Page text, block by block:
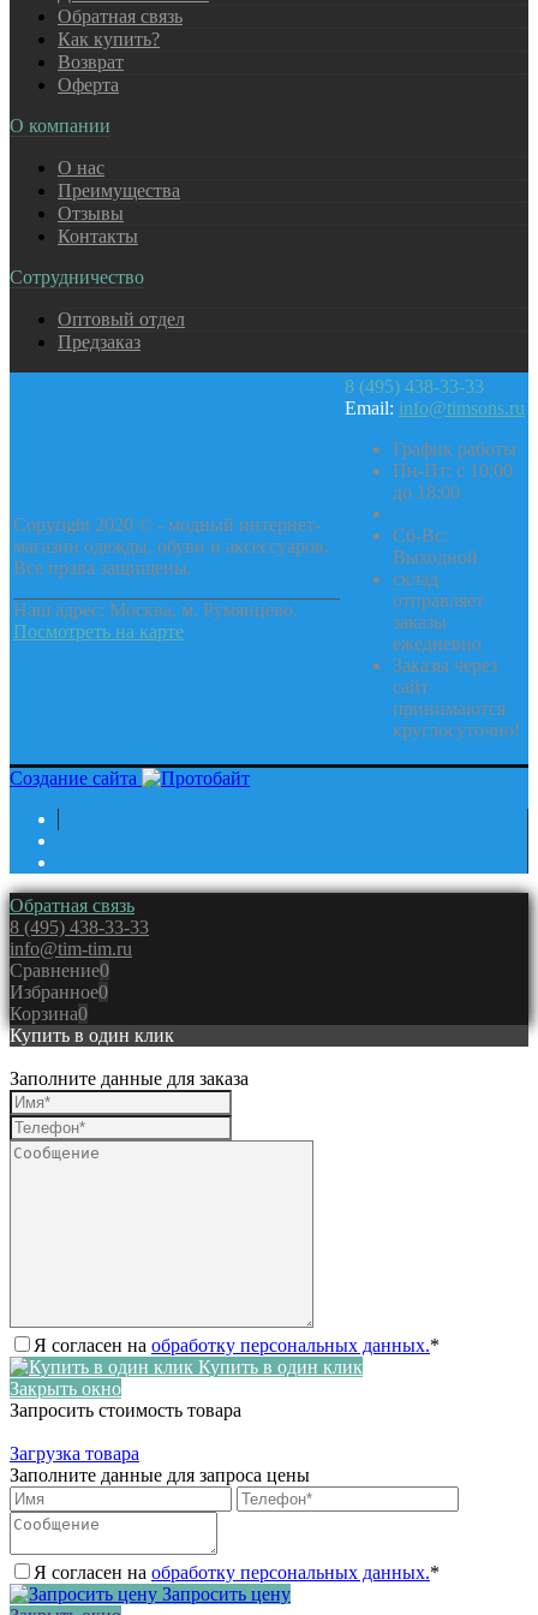
Обратная связь
Как купить?
Возврат
Оферта
О компании
О нас
Преимущества
Отзывы
Контакты
Сотрудничество
Оптовый отдел
Предзаказ
Copyright 2020 © - модный интернет-
магазин одежды, обуви и аксессуаров.
Все права защищены.
Наш адрес: Москва, м. Румянцево.
Посмотреть на карте
8 (495) 438-33-33
Email: info@timsons.ru
График работы
Пн-Пт: с 10:00
до 18:00
Cб-Вс:
Выходной
склад
отправляет
заказы
ежедневно
Заказы через
сайт
принимаются
круглосуточно!
Создание сайта
Обратная связь
8 (495) 438-33-33
info@tim-tim.ru
Сравнение0
Избранное0
Корзина0
Купить в один клик
Заполните данные для заказа
Я согласен на обработку персональных данных.*
Купить в один клик
Закрыть окно
Запросить стоимость товара
Загрузка товара
Заполните данные для запроса цены
Я согласен на обработку персональных данных.*
Запросить цену